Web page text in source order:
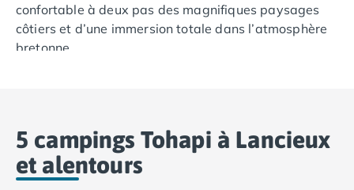
Camping Bayonne
Camping Biarritz
Camping Bidart
Camping Cabourg
Camping Caen
Camping Honfleur
confortable à deux pas des magnifiques paysages
côtiers et d’une immersion totale dans l’atmosphère
bretonne.
5 campings Tohapi à Lancieux
et alentours